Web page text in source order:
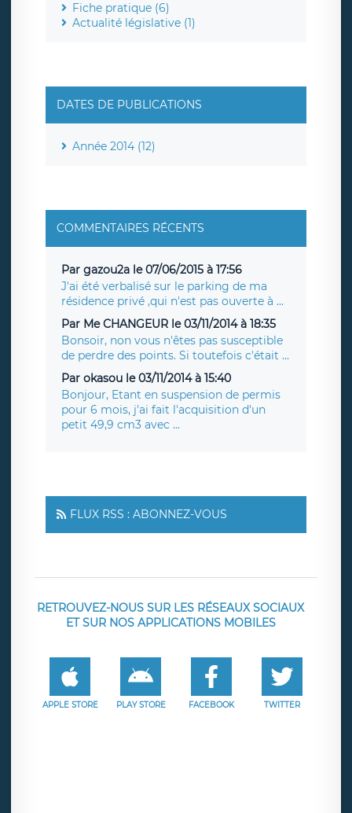
Fiche pratique (6)
Actualité législative (1)
DATES DE PUBLICATIONS
Année 2014 (12)
COMMENTAIRES RÉCENTS
Par gazou2a le 07/06/2015 à 17:56
J'ai été verbalisé sur le parking de ma
résidence privé ,qui n'est pas ouverte à ...
Par Me CHANGEUR le 03/11/2014 à 18:35
Bonsoir, non vous n'êtes pas susceptible
de perdre des points. Si toutefois c'était ...
Par okasou le 03/11/2014 à 15:40
Bonjour, Etant en suspension de permis
pour 6 mois, j'ai fait l'acquisition d'un
petit 49,9 cm3 avec ...
FLUX RSS : ABONNEZ-VOUS
RETROUVEZ-NOUS SUR LES RÉSEAUX SOCIAUX
ET SUR NOS APPLICATIONS MOBILES
APPLE STORE PLAY STORE FACEBOOK TWITTER